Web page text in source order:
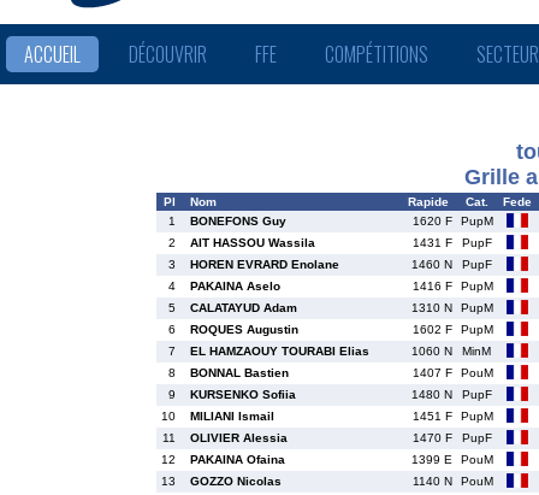
ACCUEIL DÉCOUVRIR FFE COMPÉTITIONS
Grille
Pl Nom Rapide Cat.
Fede
1
BONEFONS Guy 1620 F
PupM
2
AIT HASSOU Wassila 1431 F
PupF
3
HOREN EVRARD Enolane 1460 N
PupF
4
PAKAINA Aselo 1416 F
PupM
5
CALATAYUD Adam 1310 N
PupM
6
ROQUES Augustin 1602 F
PupM
7
EL HAMZAOUY TOURABI Elias 1060 N
MinM
8
BONNAL Bastien 1407 F
PouM
9
KURSENKO Sofiia 1480 N
PupF
10
MILIANI Ismail 1451 F
PupM
11
OLIVIER Alessia 1470 F
PupF
12
PAKAINA Ofaina 1399 E
PouM
13
GOZZO Nicolas 1140 N
PouM